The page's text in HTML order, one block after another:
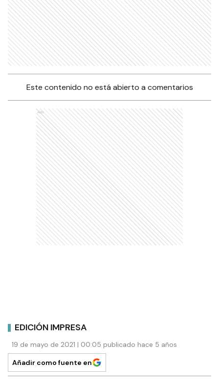
Este contenido no está abierto a comentarios
Ads
EDICIÓN IMPRESA
19 de mayo de 2021 | 00:05 publicado hace 5 años
Añadir como fuente en